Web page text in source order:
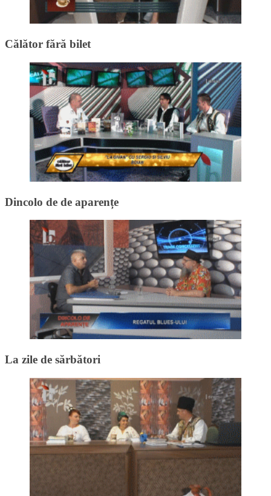
Călător fără bilet
Dincolo de de aparențe
La zile de sărbători